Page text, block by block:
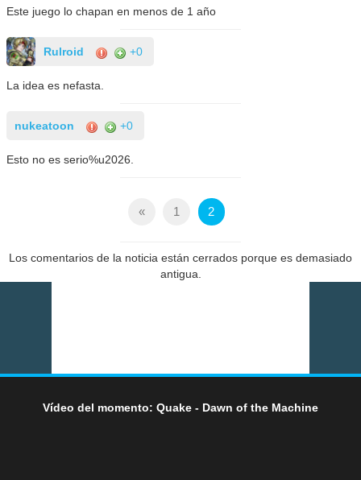
Este juego lo chapan en menos de 1 año
Rulroid +0
La idea es nefasta.
nukeatoon +0
Esto no es serio%u2026.
« 1 2
Los comentarios de la noticia están cerrados porque es demasiado
antigua.
Vídeo del momento: Quake - Dawn of the Machine